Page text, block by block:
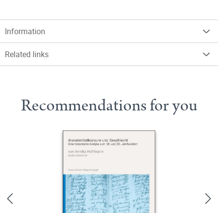
Information
Related links
Recommendations for you